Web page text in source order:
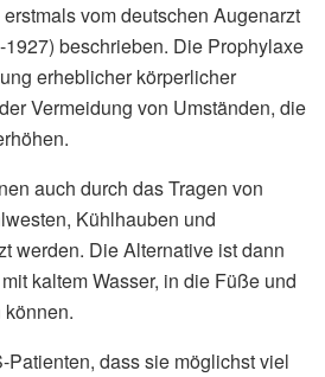
vom deutschen Augenarzt
beschrieben. Die Prophylaxe
erheblicher körperlicher
Vermeidung von Umständen, die
auch durch das Tragen von
Kühlhauben und
werden. Die Alternative ist dann
kaltem Wasser, in die Füße und
Patienten, dass sie möglichst viel